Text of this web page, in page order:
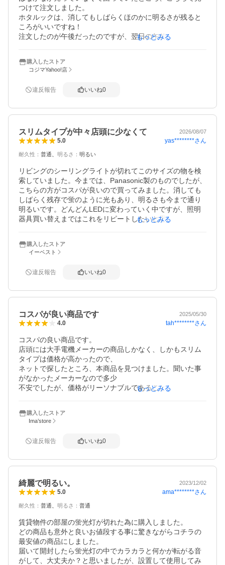
つけて注文しました。
ホタルックは、消してもしばらくほのかに明るさが残ると
ころがいいですね！
注文したのが午後だったのですが、翌日の午前中には届け
させていただきます。ありがとうございました！
もっとみる
購入したストア
コジマYahoo!店
違反報告 いいね0
スリムタイプが中々店頭に少なくて 2026/08/07
5.0 yas********さん
耐久性 ： 普通 明るさ ： 明るい
リビングのシーリングライトが切れてこのサイズの物を検
索していました。今までは、Panasonic製のものでしたが、
こちらの方がコスパが良いので買ってみました。消しても
しばらく残存で蛍のように光もあり、明るさも今まで通り
明るいです。どんどんLEDに変わっていく中ですが、照明
器具買い替えまではこれをリピートしたいと思います。丁
もっとみる
購入したストア
イーベスト
違反報告 いいね0
コスパが良い商品です 2025/05/30
4.0 tah********さん
コスパの良い商品です。
店頭には大手電機メーカーの商品しかなく、しかもスリム
タイプは価格が高かったので、
ネットで探したところ、本商品を見つけました。聞いた事
がなかったメーカーなので多少
不安でしたが、価格がリーソナブルであること、評価やコ
ません。あとは耐久性が仕様通り
もっとみる
購入したストア
Ima’store
違反報告 いいね0
綺麗で明るい。 2023/12/02
5.0 ama********さん
耐久性 ： 普通 明るさ ： 普通
賃貸物件の部屋の蛍光灯が切れた為に購入しました。
どの商品も意外と良いお値段する事に驚きながらコチラの
最安値の商品にしました。
届いて開封したら蛍光灯の中でカラカラと何かが転がる音
がして、大丈夫か？と思いましたが、設置して使用してみ